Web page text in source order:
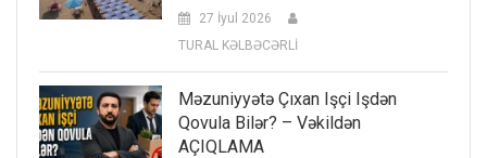
27 İyul 2026
TURAL KƏLBƏCƏRLİ
Məzuniyyətə Çıxan Işçi Işdən
Qovula Bilər? – Vəkildən
AÇIQLAMA